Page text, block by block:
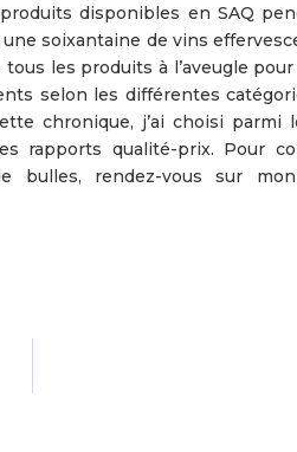
disponibles en SAQ
soixantaine de vins
les produits à l’aveugle
selon les différentes
chronique, j’ai choisi parmi
rapports qualité-prix. Pour
bulles, rendez-vous sur